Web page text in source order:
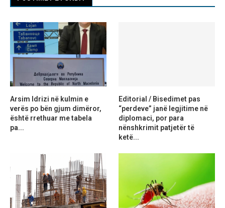
Arsim Idrizi në kulmin e
verës po bën gjum dimëror,
është rrethuar me tabela
pa...
Editorial / Bisedimet pas
“perdeve” janë legjitime në
diplomaci, por para
nënshkrimit patjetër të
ketë...